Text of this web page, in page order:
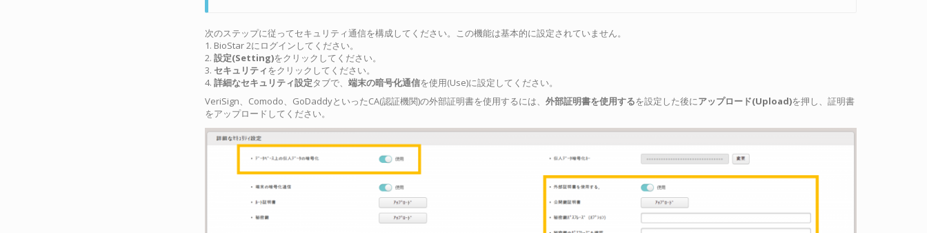
次のステップに従ってセキュリティ通信を構成してください。この機能は基本的に設定されていません。
1. BioStar 2にログインしてください。
2. 設定(Setting)をクリックしてください。
3. セキュリティをクリックしてください。
4. 詳細なセキュリティ設定タブで、 端末の暗号化通信を使用(Use)に設定してください。
VeriSign、Comodo、GoDaddyといったCA(認証機関)の外部証明書を使用するには、 外部証明書を使用するを設定した後にアップロード(Upload)を押し、証明書
をアップロードしてください。